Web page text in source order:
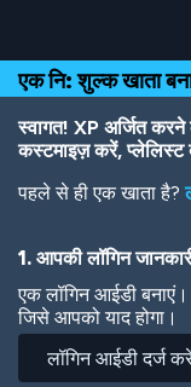
Top
of
Page
Navigation
Main
Content
Footer
main
content
एक नि: शुल्क खाता
स्वागत! XP अर्जित
कस्टमाइज़ करें,
पहले से ही एक खाता है?
1. आपकी लॉगिन
एक लॉगिन आईडी
जिसे आपको याद होगा।